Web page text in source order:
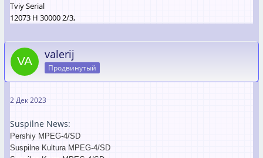
Tviy Serial
12073 H 30000 2/3,
valerij
Продвинутый
2 Дек 2023
Suspilne News:
Pershiy MPEG-4/SD
Suspilne Kultura MPEG-4/SD